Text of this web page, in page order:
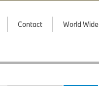
Contact World Wide